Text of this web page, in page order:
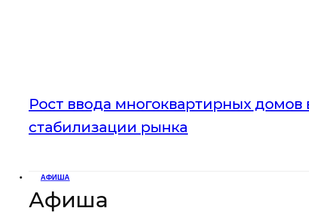
Рост ввода многоквартирных домов
стабилизации рынка
АФИША
Афиша